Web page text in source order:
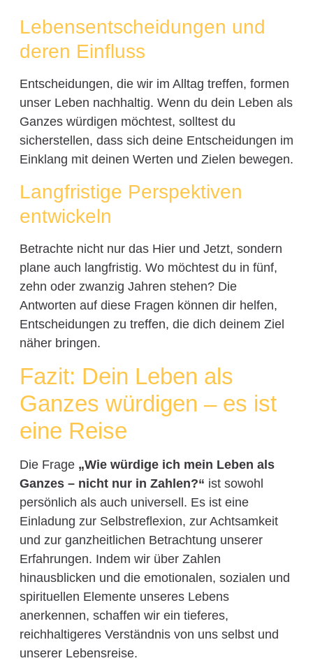
Lebensentscheidungen und
deren Einfluss
Entscheidungen, die wir im Alltag treffen, formen
unser Leben nachhaltig. Wenn du dein Leben als
Ganzes würdigen möchtest, solltest du
sicherstellen, dass sich deine Entscheidungen im
Einklang mit deinen Werten und Zielen bewegen.
Langfristige Perspektiven
entwickeln
Betrachte nicht nur das Hier und Jetzt, sondern
plane auch langfristig. Wo möchtest du in fünf,
zehn oder zwanzig Jahren stehen? Die
Antworten auf diese Fragen können dir helfen,
Entscheidungen zu treffen, die dich deinem Ziel
näher bringen.
Fazit: Dein Leben als
Ganzes würdigen – es ist
eine Reise
Die Frage „Wie würdige ich mein Leben als
Ganzes – nicht nur in Zahlen?“ ist sowohl
persönlich als auch universell. Es ist eine
Einladung zur Selbstreflexion, zur Achtsamkeit
und zur ganzheitlichen Betrachtung unserer
Erfahrungen. Indem wir über Zahlen
hinausblicken und die emotionalen, sozialen und
spirituellen Elemente unseres Lebens
anerkennen, schaffen wir ein tieferes,
reichhaltigeres Verständnis von uns selbst und
unserer Lebensreise.